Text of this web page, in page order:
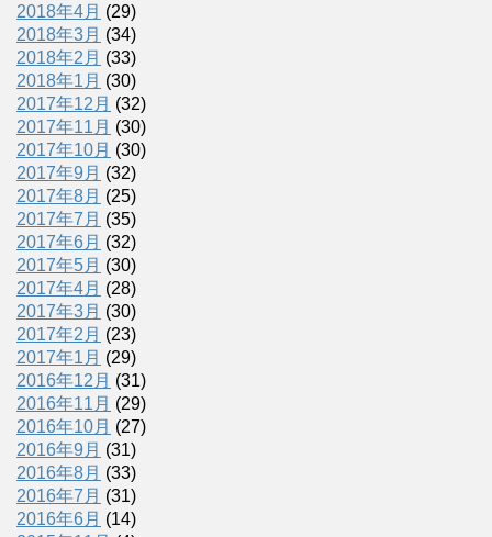
2018年4月 (29)
2018年3月 (34)
2018年2月 (33)
2018年1月 (30)
2017年12月 (32)
2017年11月 (30)
2017年10月 (30)
2017年9月 (32)
2017年8月 (25)
2017年7月 (35)
2017年6月 (32)
2017年5月 (30)
2017年4月 (28)
2017年3月 (30)
2017年2月 (23)
2017年1月 (29)
2016年12月 (31)
2016年11月 (29)
2016年10月 (27)
2016年9月 (31)
2016年8月 (33)
2016年7月 (31)
2016年6月 (14)